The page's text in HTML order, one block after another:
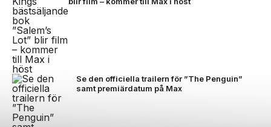
Se den officiella trailern för ”The Penguin”
samt premiärdatum på Max